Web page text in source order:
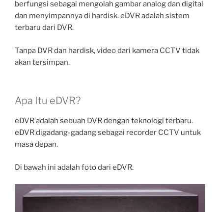
berfungsi sebagai mengolah gambar analog dan digital
dan menyimpannya di hardisk. eDVR adalah sistem
terbaru dari DVR.
Tanpa DVR dan hardisk, video dari kamera CCTV tidak
akan tersimpan.
Apa Itu eDVR?
eDVR adalah sebuah DVR dengan teknologi terbaru.
eDVR digadang-gadang sebagai recorder CCTV untuk
masa depan.
Di bawah ini adalah foto dari eDVR.